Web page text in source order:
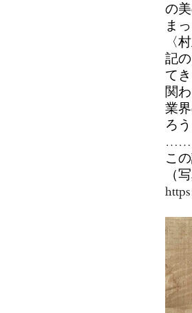
の
ま
〈
記
て
関
業
ろう
……
こ
（